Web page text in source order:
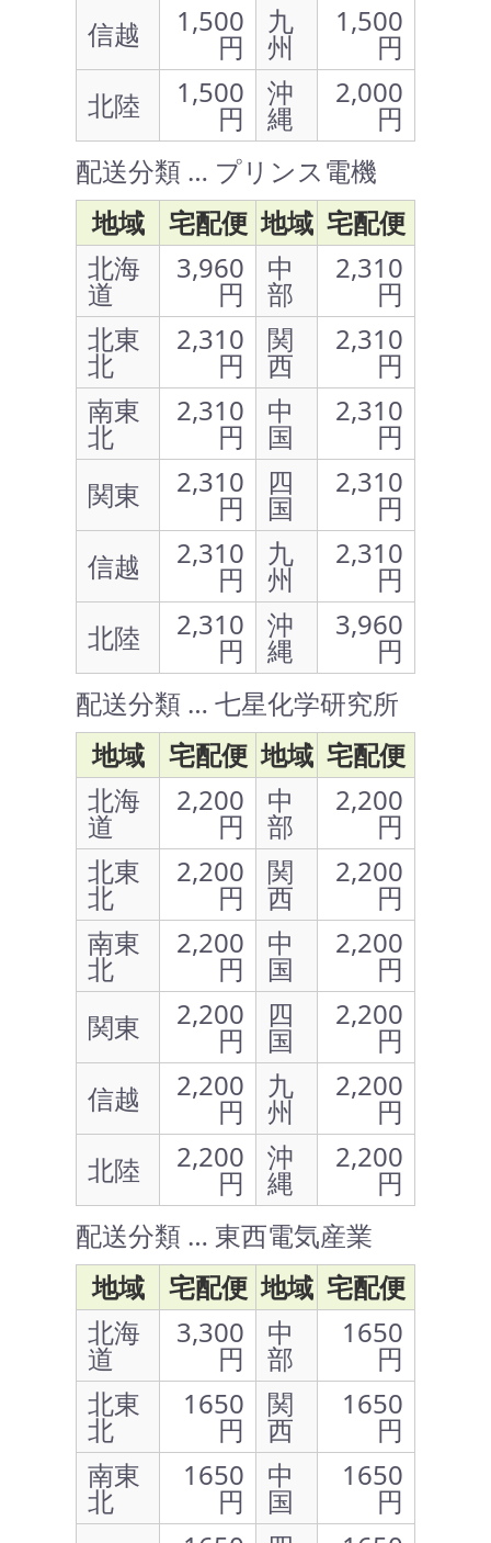
信越
1,500
円
九
州
1,500
円
北陸
1,500
円
沖
縄
2,000
円
配送分類 … プリンス電機
地域
宅配便 地域 宅配便
北海
道
3,960
円
中
部
2,310
円
北東
北
2,310
円
関
西
2,310
円
南東
北
2,310
円
中
国
2,310
円
関東
2,310
円
四
国
2,310
円
信越
2,310
円
九
州
2,310
円
北陸
2,310
円
沖
縄
3,960
円
配送分類 … 七星化学研究所
地域
宅配便 地域 宅配便
北海
道
2,200
円
中
部
2,200
円
北東
北
2,200
円
関
西
2,200
円
南東
北
2,200
円
中
国
2,200
円
関東
2,200
円
四
国
2,200
円
信越
2,200
円
九
州
2,200
円
北陸
2,200
円
沖
縄
2,200
円
配送分類 … 東西電気産業
地域
宅配便 地域 宅配便
北海
道
3,300
円
中
部
1650
円
北東
北
1650
円
関
西
1650
円
南東
北
1650
円
中
国
1650
円